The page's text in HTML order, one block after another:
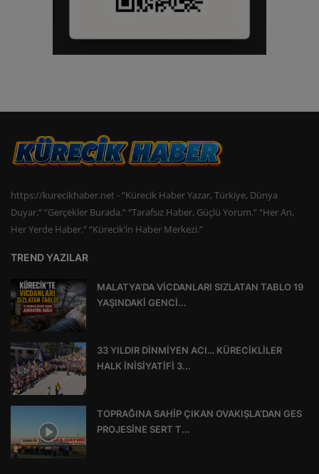
https://kurecikhaber.net - “Kürecik Haber Yazar, Türkiye, Dünya
Duyar.” “Gerçekler Burada.” “Tarafsız Haber, Güçlü Yorum.” “Her An,
Her Yerde Haber.” “Kürecik’in Haber Merkezi.”
TREND YAZILAR
MALATYA’DA VİCDANLARI SIZLATAN TABLO 19
YAŞINDAKİ GENCİ...
33 YILDIR DİNMİYEN ACI… KÜRECİKLİLER
HALK İNİSİYATİFİ 3...
TOPRAĞINA SAHİP ÇIKAN OVAKIŞLA’DAN GES
PROJESİNE SERT T...